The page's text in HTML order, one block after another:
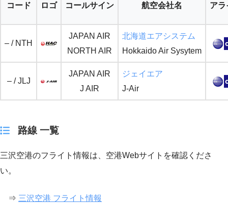
コード ロゴ コールサイン 航空会社名 アラ
– / NTH
JAPAN AIR
NORTH AIR
北海道エアシステム
Hokkaido Air Sysytem
– / JLJ
JAPAN AIR
J AIR
ジェイエア
J-Air
路線 一覧
三沢空港のフライト情報は、空港Webサイトを確認くださ
い。
⇒ 三沢空港 フライト情報